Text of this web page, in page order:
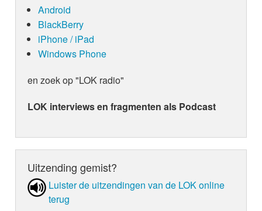
Android
BlackBerry
iPhone / iPad
Windows Phone
en zoek op "LOK radio"
LOK interviews en fragmenten als Podcast
Uitzending gemist?
Luister de uit­zen­din­gen van de LOK online
terug